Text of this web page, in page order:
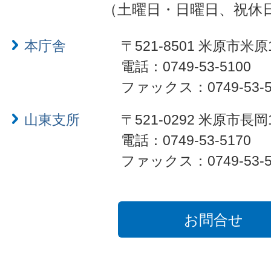
（土曜日・日曜日、祝
本庁舎
〒521-8501 米原市米
電話：0749-53-5100
ファックス：0749-53-
山東支所
〒521-0292 米原市長
電話：0749-53-5170
ファックス：0749-53-
お問合せ